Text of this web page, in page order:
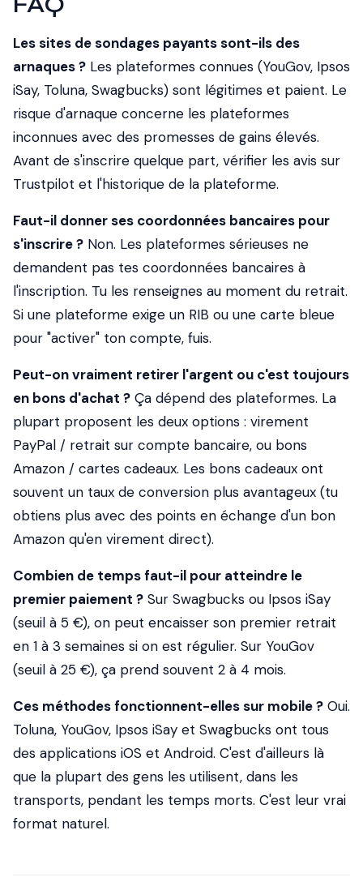
Les sites de sondages payants sont-ils des
arnaques ? Les plateformes connues (YouGov, Ipsos
iSay, Toluna, Swagbucks) sont légitimes et paient. Le
risque d'arnaque concerne les plateformes
inconnues avec des promesses de gains élevés.
Avant de s'inscrire quelque part, vérifier les avis sur
Trustpilot et l'historique de la plateforme.
Faut-il donner ses coordonnées bancaires pour
s'inscrire ? Non. Les plateformes sérieuses ne
demandent pas tes coordonnées bancaires à
l'inscription. Tu les renseignes au moment du retrait.
Si une plateforme exige un RIB ou une carte bleue
pour "activer" ton compte, fuis.
Peut-on vraiment retirer l'argent ou c'est toujours
en bons d'achat ? Ça dépend des plateformes. La
plupart proposent les deux options : virement
PayPal / retrait sur compte bancaire, ou bons
Amazon / cartes cadeaux. Les bons cadeaux ont
souvent un taux de conversion plus avantageux (tu
obtiens plus avec des points en échange d'un bon
Amazon qu'en virement direct).
Combien de temps faut-il pour atteindre le
premier paiement ? Sur Swagbucks ou Ipsos iSay
(seuil à 5 €), on peut encaisser son premier retrait
en 1 à 3 semaines si on est régulier. Sur YouGov
(seuil à 25 €), ça prend souvent 2 à 4 mois.
Ces méthodes fonctionnent-elles sur mobile ? Oui.
Toluna, YouGov, Ipsos iSay et Swagbucks ont tous
des applications iOS et Android. C'est d'ailleurs là
que la plupart des gens les utilisent, dans les
transports, pendant les temps morts. C'est leur vrai
format naturel.